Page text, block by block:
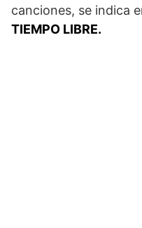
canciones, se indica
TIEMPO LIBRE.